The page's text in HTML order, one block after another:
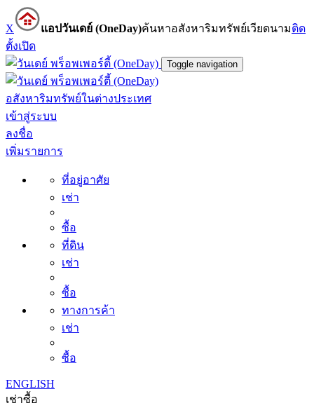
X แอปวันเดย์ (OneDay)ค้นหาอสังหาริมทรัพย์เวียดนามติด
ตั้งเปิด
Toggle navigation
อสังหาริมทรัพย์ในต่างประเทศ
เข้าสู่ระบบ
ลงชื่อ
เพิ่มรายการ
ที่อยู่อาศัย
เช่า
ซื้อ
ที่ดิน
เช่า
ซื้อ
ทางการค้า
เช่า
ซื้อ
ENGLISH
เช่าซื้อ